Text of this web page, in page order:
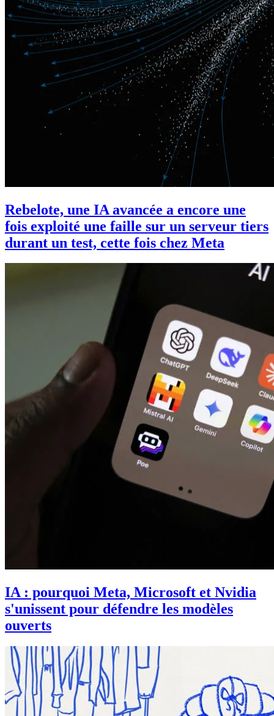
Rebelote, une IA avancée a encore une
fois exploité une faille sur un serveur tiers
durant un test, cette fois chez Meta
IA : pourquoi Meta, Microsoft et Nvidia
s'unissent pour défendre les modèles
ouverts